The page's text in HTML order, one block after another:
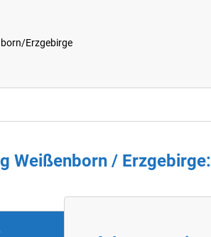
Erzgebirge
Weißenborn /